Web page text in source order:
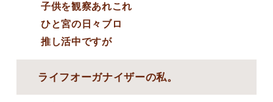
子供を観察あれこれ
ひと宮の日々ブロ
推し活中ですが
ライフオーガナイザーの私。